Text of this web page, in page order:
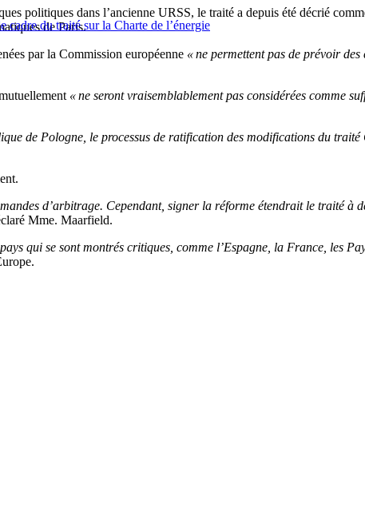
du traité sur la Charte de l’énergie
politiques dans l’ancienne URSS, le traité a depuis été décrié
de Paris.
par la Commission européenne «ne permettent pas de prévoir
«ne seront vraisemblablement pas considérées comme
de Pologne, le processus de ratification des modifications du
d’arbitrage. Cependant, signer la réforme étendrait le traité à
Mme. Maarfield.
qui se sont montrés critiques, comme l’Espagne, la France, les